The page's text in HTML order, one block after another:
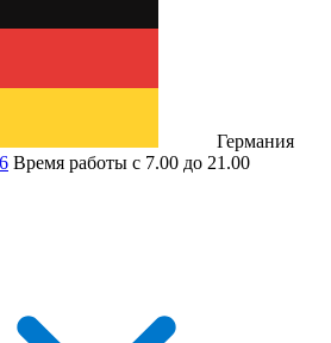
Германия
Время работы с 7.00 до 21.00